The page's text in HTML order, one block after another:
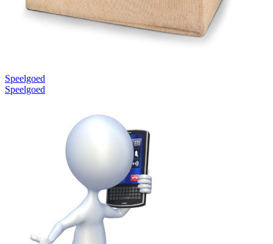
Speelgoed
Speelgoed